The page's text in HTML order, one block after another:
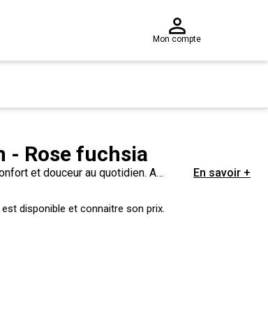
Mon compte
- Rose fuchsia
et douceur au quotidien. A
En savoir +
disponible et connaitre son prix.